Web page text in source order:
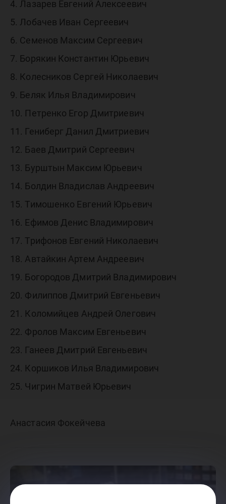
4. Лазарев Евгений Алексеевич
5. Лобачев Иван Сергеевич
6. Семенов Максим Сергеевич
7. Борякин Константин Юрьевич
8. Колесников Сергей Николаевич
9. Беляк Илья Владимирович
10. Петренко Егор Дмитриевич
11. Гениберг Данил Дмитриевич
12. Баев Дмитрий Сергеевич
13. Бурштын Максим Юрьевич
14. Болдин Владислав Андреевич
15. Тимошенко Евгений Юрьевич
16. Ефимов Денис Владимирович
17. Трифонов Евгений Николаевич
18. Автайкин Артем Андреевич
19. Богородов Дмитрий Владимирович
20. Филиппов Дмитрий Евгеньевич
21. Коломийцев Андрей Олегович
22. Фролов Максим Евгеньевич
23. Ганеев Дмитрий Евгеньевич
24. Коршиков Илья Владимирович
25. Чигрин Матвей Юрьевич
Анастасия Фокейчева